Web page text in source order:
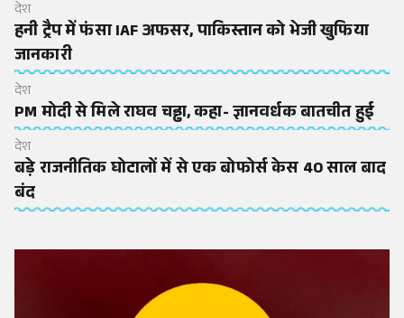
देश
हनी ट्रैप में फंसा IAF अफसर, पाकिस्तान को भेजी खुफिया
जानकारी
देश
PM मोदी से मिले राघव चड्ढा, कहा- ज्ञानवर्धक बातचीत हुई
देश
बड़े राजनीतिक घोटालों में से एक बोफोर्स केस 40 साल बाद
बंद